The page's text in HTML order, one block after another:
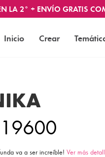
LA 2° + ENVÍO GRATIS
Inicio Crear
va a ser increíble! Ver más